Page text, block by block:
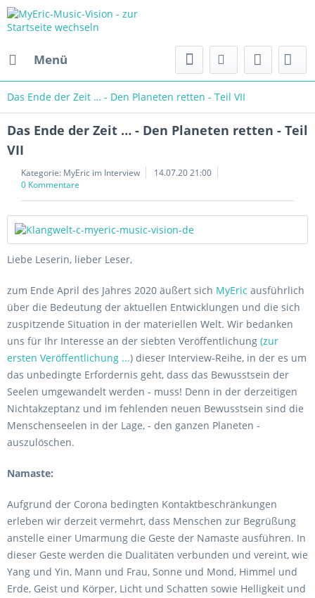
Menü
Das Ende der Zeit … - Den Planeten retten - Teil VII
Das Ende der Zeit … - Den Planeten retten - Teil
VII
Kategorie: MyEric im Interview
14.07.20 21:00
0 Kommentare
Liebe Leserin, lieber Leser,
zum Ende April des Jahres 2020 äußert sich MyEric ausführlich
über die Bedeutung der aktuellen Entwicklungen und die sich
zuspitzende Situation in der materiellen Welt. Wir bedanken
uns für Ihr Interesse an der siebten Veröffentlichung (zur
ersten Veröffentlichung ...) dieser Interview-Reihe, in der es um
das unbedingte Erfordernis geht, dass das Bewusstsein der
Seelen umgewandelt werden - muss! Denn in der derzeitigen
Nichtakzeptanz und im fehlenden neuen Bewusstsein sind die
Menschenseelen in der Lage, - den ganzen Planeten -
auszulöschen.
Namaste:
Aufgrund der Corona bedingten Kontaktbeschränkungen
erleben wir derzeit vermehrt, dass Menschen zur Begrüßung
anstelle einer Umarmung die Geste der Namaste ausführen. In
dieser Geste werden die Dualitäten verbunden und vereint, wie
Yang und Yin, Mann und Frau, Sonne und Mond, Himmel und
Erde, Geist und Körper, Licht und Schatten sowie Helligkeit und